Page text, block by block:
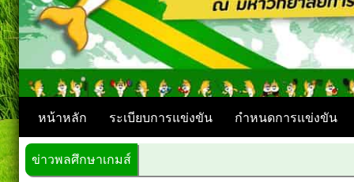
หน้าหลัก ระเบียบการแข่งขัน กำหนดการแข่งขัน
ข่าวพลศึกษาเกมส์